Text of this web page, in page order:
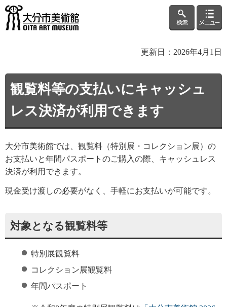
大分市美術館 検索
メニュ
ー
更新日：2026年4月1日
観覧料等の支払いにキャッシュ
レス決済が利用できます
大分市美術館では、観覧料（特別展・コレクション展）の
お支払いと年間パスポートのご購入の際、キャッシュレス
決済が利用できます。
現金受け渡しの必要がなく、手軽にお支払いが可能です。
対象となる観覧料等
特別展観覧料
コレクション展観覧料
年間パスポート